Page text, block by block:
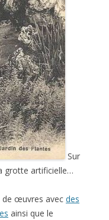
Sur
grotte artificielle…
de œuvres avec des
ainsi que le